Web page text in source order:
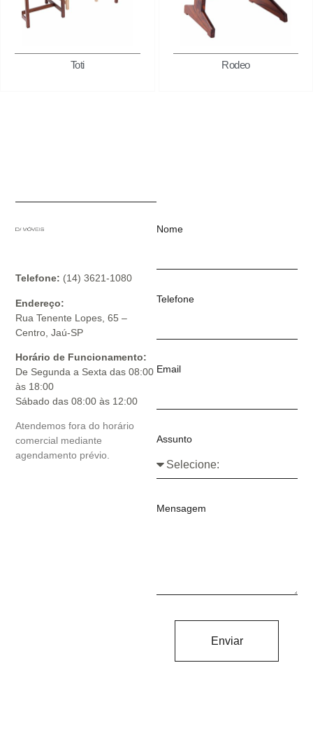
Toti Rodeo
Telefone: (14) 3621-1080
Endereço:
Rua Tenente Lopes, 65 –
Centro, Jaú-SP
Horário de Funcionamento:
De Segunda a Sexta das 08:00
às 18:00
Sábado das 08:00 às 12:00
Atendemos fora do horário
comercial mediante
agendamento prévio.
Nome
Telefone
Email
Assunto
Mensagem
Enviar